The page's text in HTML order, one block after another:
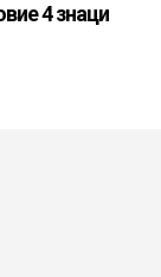
4 знаци